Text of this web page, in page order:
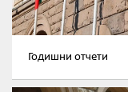
Годишни отчети